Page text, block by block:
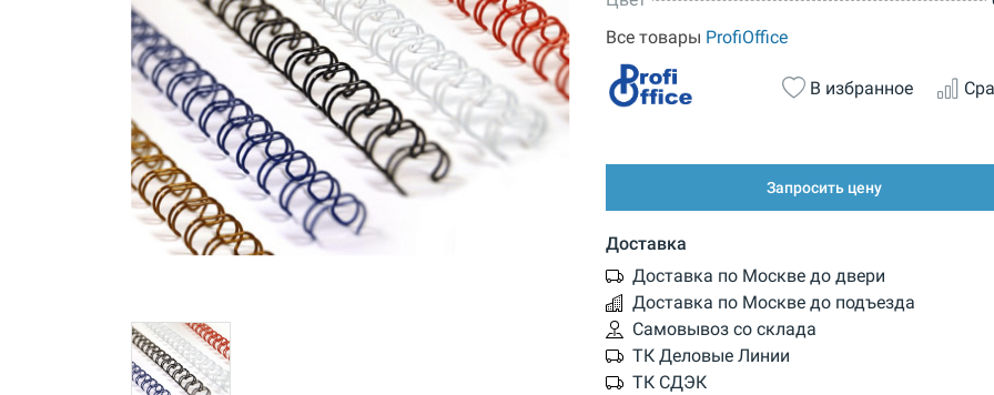
Все товары ProfiOffice
В избранное
Запросить цену
Доставка
Доставка по Москве до двери
Доставка по Москве до подъезда
Самовывоз со склада
ТК Деловые Линии
ТК СДЭК